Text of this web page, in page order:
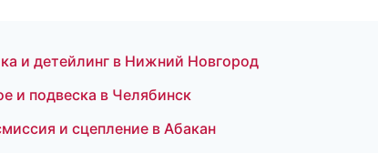
и детейлинг в Нижний Новгород
и подвеска в Челябинск
и сцепление в Абакан